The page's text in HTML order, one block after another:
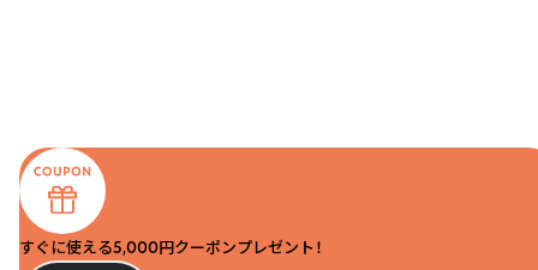
すぐに使える5,000円クーポンプレゼント！